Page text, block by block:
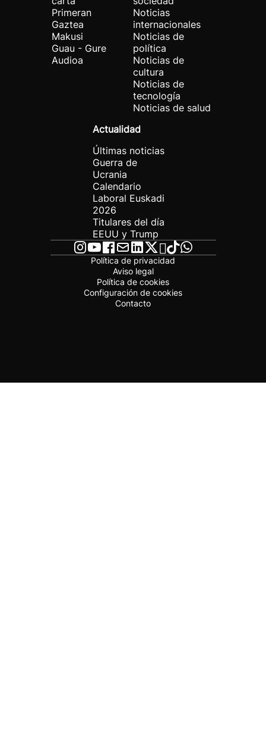
Primeran
Gaztea
Makusi
Guau - Gure
Audioa
Noticias
internacionales
Noticias de
política
Noticias de
cultura
Noticias de
tecnología
Noticias de salud
Actualidad
Últimas noticias
Guerra de
Ucrania
Calendario
Laboral Euskadi
2026
Titulares del día
EEUU y Trump
Política de privacidad
Aviso legal
Política de cookies
Configuración de cookies
Contacto